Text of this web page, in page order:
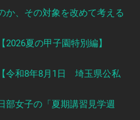
か、その対象を改めて考える
夏の甲子園特別編】
令和8年8月1日 埼玉県公私
部女子の「夏期講習見学週